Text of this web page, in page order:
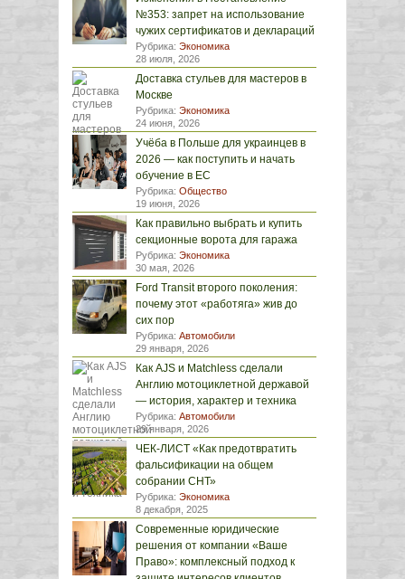
№353: запрет на использование
чужих сертификатов и деклараций
Рубрика: Экономика
28 июля, 2026
Доставка стульев для мастеров в
Москве
Рубрика: Экономика
24 июня, 2026
Учёба в Польше для украинцев в
2026 — как поступить и начать
обучение в ЕС
Рубрика: Общество
19 июня, 2026
Как правильно выбрать и купить
секционные ворота для гаража
Рубрика: Экономика
30 мая, 2026
Ford Transit второго поколения:
почему этот «работяга» жив до
сих пор
Рубрика: Автомобили
29 января, 2026
Как AJS и Matchless сделали
Англию мотоциклетной державой
— история, характер и техника
Рубрика: Автомобили
29 января, 2026
ЧЕК-ЛИСТ «Как предотвратить
фальсификации на общем
собрании СНТ»
Рубрика: Экономика
8 декабря, 2025
Современные юридические
решения от компании «Ваше
Право»: комплексный подход к